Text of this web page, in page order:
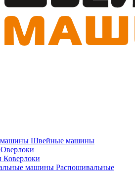
Швейные машины
Оверлоки
Коверлоки
Распошивальные